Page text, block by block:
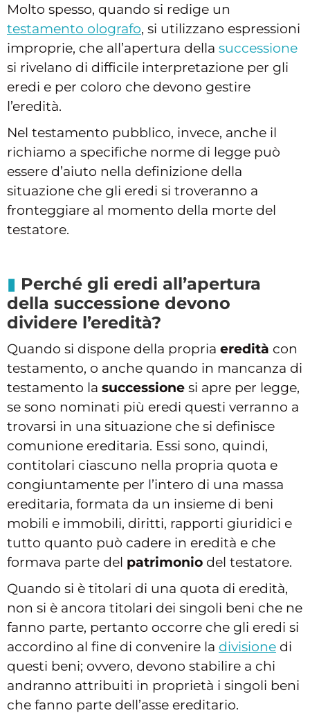
Molto spesso, quando si redige un
testamento olografo, si utilizzano espressioni
improprie, che all’apertura della successione
si rivelano di difficile interpretazione per gli
eredi e per coloro che devono gestire
l’eredità.
Nel testamento pubblico, invece, anche il
richiamo a specifiche norme di legge può
essere d’aiuto nella definizione della
situazione che gli eredi si troveranno a
fronteggiare al momento della morte del
testatore.
Perché gli eredi all’apertura
della successione devono
dividere l’eredità?
Quando si dispone della propria eredità con
testamento, o anche quando in mancanza di
testamento la successione si apre per legge,
se sono nominati più eredi questi verranno a
trovarsi in una situazione che si definisce
comunione ereditaria. Essi sono, quindi,
contitolari ciascuno nella propria quota e
congiuntamente per l’intero di una massa
ereditaria, formata da un insieme di beni
mobili e immobili, diritti, rapporti giuridici e
tutto quanto può cadere in eredità e che
formava parte del patrimonio del testatore.
Quando si è titolari di una quota di eredità,
non si è ancora titolari dei singoli beni che ne
fanno parte, pertanto occorre che gli eredi si
accordino al fine di convenire la divisione di
questi beni; ovvero, devono stabilire a chi
andranno attribuiti in proprietà i singoli beni
che fanno parte dell’asse ereditario.